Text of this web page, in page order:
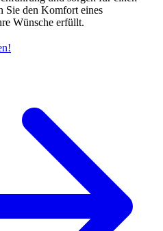
Sie den Komfort eines
Wünsche erfüllt.